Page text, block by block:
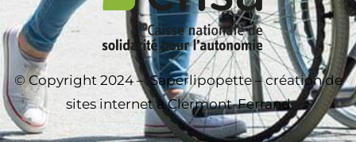
© Copyright 2024 –Saperlipopette – création de
sites internet à Clermont-Ferrand